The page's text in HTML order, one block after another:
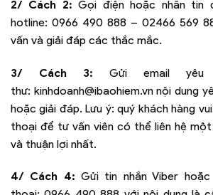
2/ Cách 2: Gọi điện hoặc nhắn tin
hotline: 0966 490 888 – 02466 569
vấn và giải đáp các thắc mắc.
3/ Cách 3: Gửi email
thư: kinhdoanh@ibaohiem.vnnội dung
hoặc giải đáp. Lưu ý: quý khách hàng
thoại để tư vấn viên có thể liên hệ một
và thuận lợi nhất.
4/ Cách 4: Gửi tin nhắn Viber